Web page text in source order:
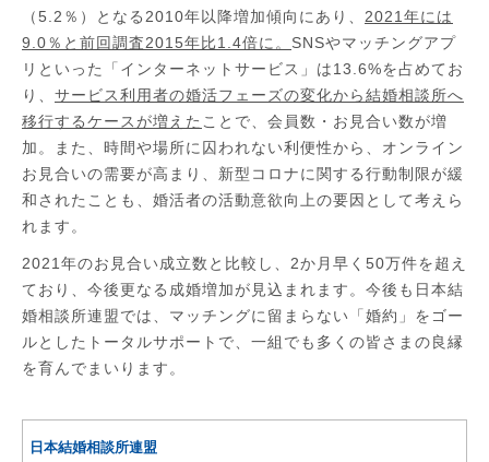
（5.2％）となる2010年以降増加傾向にあり、 2021年には
9.0％と前回調査2015年比1.4倍に。 SNSやマッチングアプ
リといった「インターネットサービス」は13.6%を占めてお
り、 サービス利用者の婚活フェーズの変化から結婚相談所へ
移行するケースが増えた ことで、会員数・お見合い数が増
加。また、時間や場所に囚われない利便性から、オンライン
お見合いの需要が高まり、新型コロナに関する行動制限が緩
和されたことも、婚活者の活動意欲向上の要因として考えら
れます。
2021年のお見合い成立数と比較し、2か月早く50万件を超え
ており、今後更なる成婚増加が見込まれます。今後も日本結
婚相談所連盟では、マッチングに留まらない「婚約」をゴー
ルとしたトータルサポートで、一組でも多くの皆さまの良縁
を育んでまいります。
日本結婚相談所連盟